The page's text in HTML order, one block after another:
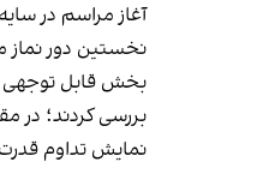
آغاز مراسم در
نخستین دور نماز
بخش قابل توجهی
بررسی کردند؛ در
نمایش تداوم